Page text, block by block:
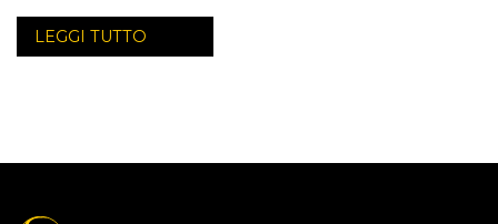
LEGGI TUTTO